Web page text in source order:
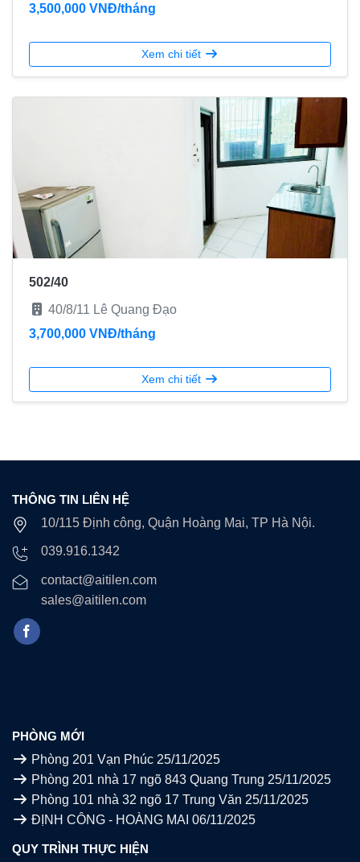
3,500,000 VNĐ/tháng
Xem chi tiết
502/40
40/8/11 Lê Quang Đạo
3,700,000 VNĐ/tháng
Xem chi tiết
THÔNG TIN LIÊN HỆ
10/115 Định công, Quận Hoàng Mai, TP Hà Nội.
039.916.1342
contact@aitilen.com
sales@aitilen.com
PHÒNG MỚI
Phòng 201 Vạn Phúc 25/11/2025
Phòng 201 nhà 17 ngõ 843 Quang Trung 25/11/2025
Phòng 101 nhà 32 ngõ 17 Trung Văn 25/11/2025
ĐỊNH CÔNG - HOÀNG MAI 06/11/2025
QUY TRÌNH THỰC HIỆN